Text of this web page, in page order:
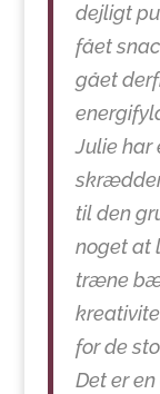
dejligt
fået
gået
Julie har
til den
noget at
træne
for de
Det er